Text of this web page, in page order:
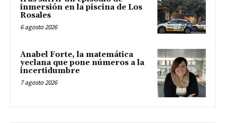
inmersión en la piscina de Los
Rosales
6 agosto 2026
Anabel Forte, la matemática
yeclana que pone números a la
incertidumbre
7 agosto 2026